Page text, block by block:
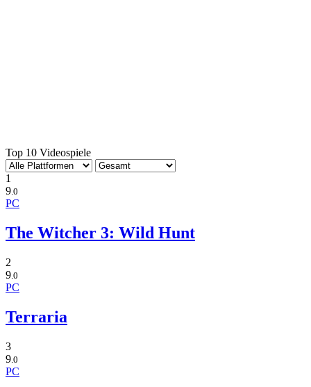
Top 10 Videospiele
1
9.0
PC
The Witcher 3: Wild Hunt
2
9.0
PC
Terraria
3
9 .0
PC